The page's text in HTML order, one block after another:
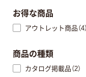
お得な商品
アウトレット商品（4）
商品の種類
カタログ掲載品（2）